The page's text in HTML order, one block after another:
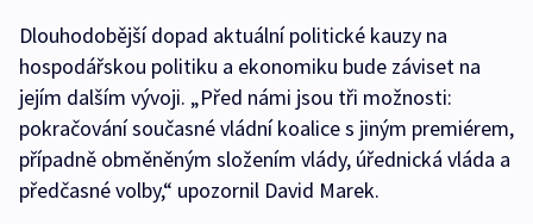
Dlouhodobější dopad aktuální politické kauzy na
hospodářskou politiku a ekonomiku bude záviset na
jejím dalším vývoji. „Před námi jsou tři možnosti:
pokračování současné vládní koalice s jiným premiérem,
případně obměněným složením vlády, úřednická vláda a
předčasné volby,“ upozornil David Marek.